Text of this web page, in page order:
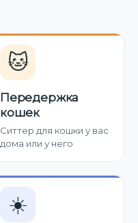
🐱
Передержка
кошек
Ситтер для кошки у вас
дома или у него
☀️